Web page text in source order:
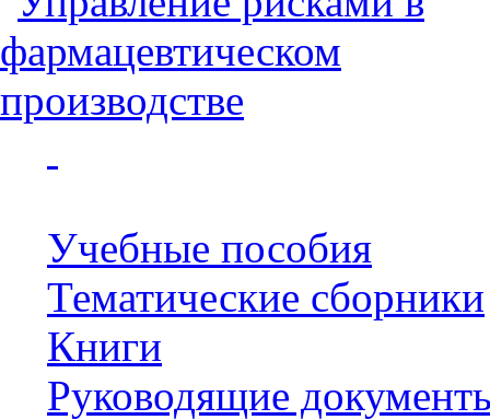
Учебные пособия
Тематические сборники
Книги
Руководящие